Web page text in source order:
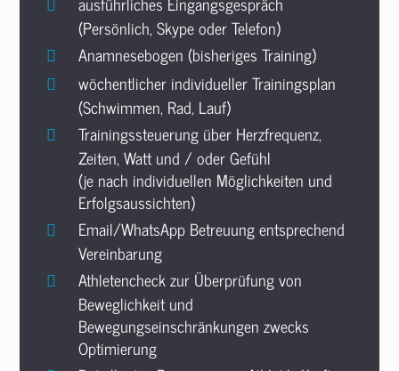
(Persönlich, Skype oder Telefon)
Anamnesebogen (bisheriges Training)
wöchentlicher individueller Trainingsplan
(Schwimmen, Rad, Lauf)
Trainingssteuerung über Herzfrequenz,
Zeiten, Watt und / oder Gefühl
(je nach individuellen Möglichkeiten und
Erfolgsaussichten)
Email/WhatsApp Betreuung entsprechend
Vereinbarung
Athletencheck zur Überprüfung von
Beweglichkeit und
Bewegungseinschränkungen zwecks
Optimierung